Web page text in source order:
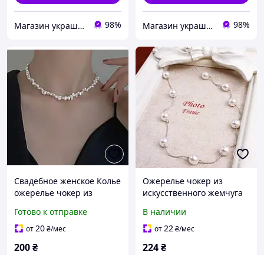
Магазин украшений "Злата" 98% Магазин украшений "Злата" 98%
Свадебное женское Колье
ожерелье чокер из
Готово к отправке
от20₴/мес
200₴
Ожерелье чокер из
искусственного жемчуга
В наличии
от22₴/мес
224₴